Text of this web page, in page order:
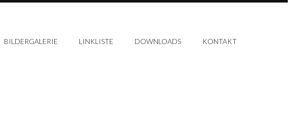
BILDERGALERIE LINKLISTE DOWNLOADS KONTAKT